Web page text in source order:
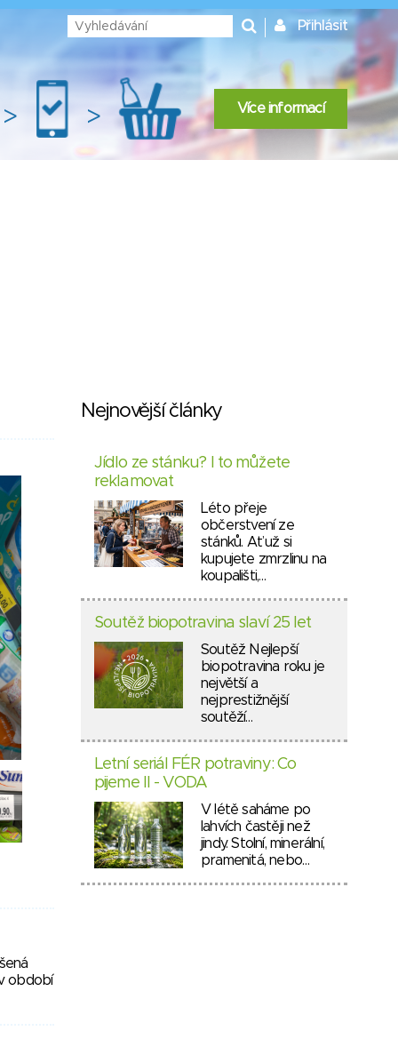
Přihlásit
> > Více informací
období
Nejnovější články
Jídlo ze stánku? I to můžete
reklamovat
Léto přeje
občerstvení ze
stánků. Ať už si
kupujete zmrzlinu na
koupališti,…
Soutěž biopotravina slaví 25 let
Soutěž Nejlepší
biopotravina roku je
největší a
nejprestižnější
soutěží…
Letní seriál FÉR potraviny: Co
pijeme II - VODA
V létě saháme po
lahvích častěji než
jindy. Stolní, minerální,
pramenitá, nebo…